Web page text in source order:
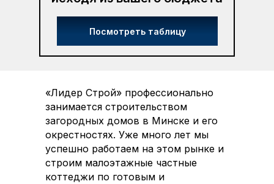
Посмотреть таблицу
«Лидер Строй» профессионально
занимается строительством
загородных домов в Минске и его
окрестностях. Уже много лет мы
успешно работаем на этом рынке и
строим малоэтажные частные
коттеджи по готовым и